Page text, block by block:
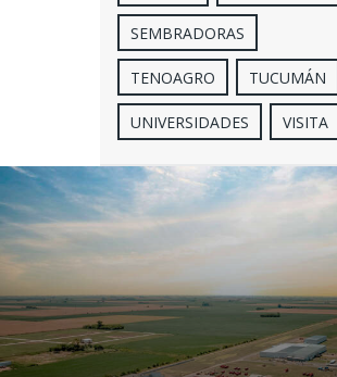
SEMBRADORAS
TENOAGRO TUCUMÁN
UNIVERSIDADES VISITA